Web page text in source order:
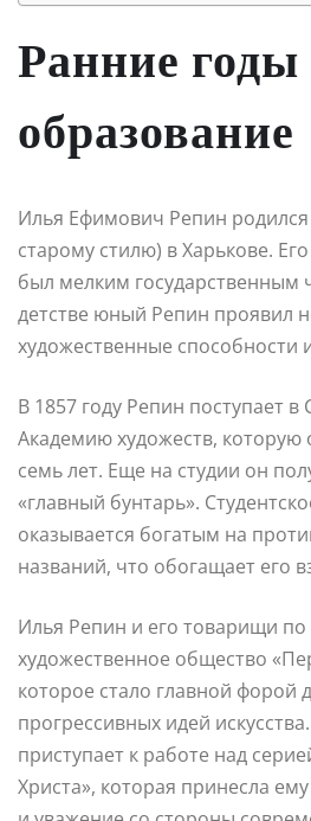
Ранние
образование
Илья Ефимович Репин
старому стилю) в Харькове.
был мелким государственным
детстве юный Репин проявил
художественные способности
В 1857 году Репин поступает в
Академию художеств, которую
семь лет. Еще на студии он
«главный бунтарь».
оказывается богатым на
названий, что обогащает его
Илья Репин и его товарищи по
художественное общество
которое стало главной форой
прогрессивных идей
приступает к работе над
Христа», которая принесла